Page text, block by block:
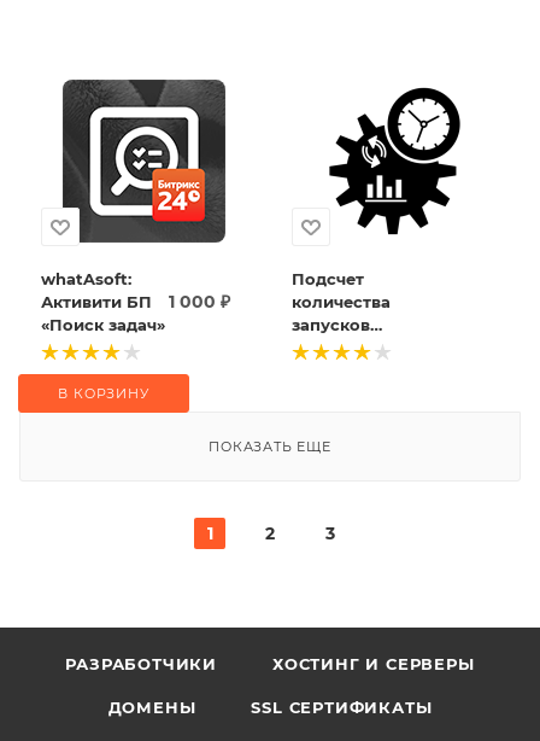
whatAsoft:
Активити БП
«Поиск задач»
1 000 ₽
В КОРЗИНУ
Подсчет
количества
запусков
определенного
ПОКАЗАТЬ ЕЩЕ
1 2 3
РАЗРАБОТЧИКИ ХОСТИНГ И СЕРВЕРЫ
ДОМЕНЫ SSL СЕРТИФИКАТЫ